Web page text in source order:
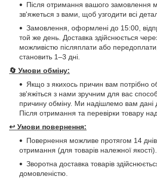
Після отримання вашого замовлення
зв'яжеться з вами, щоб узгодити всі
Замовлення, оформлені до 15:00,
той же день. Доставка здійснюється
можливістю післяплати або передоплати,
становить 1–3 дні.
🔄 Умови обміну:
Якщо з якихось причин вам потрібно
зв'яжіться з нами зручним для вас
причину обміну. Ми надішлемо вам дані
Після отримання та перевірки товару
↩️ Умови повернення:
Повернення можливе протягом 14 днів
отримання (для товарів належної якості).
Зворотна доставка товарів
домовленістю.